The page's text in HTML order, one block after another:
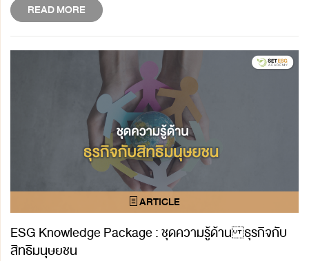
READ MORE
ESG Knowledge Package : ชุดความรู้ด้าน ธุรกิจกับ
สิทธิมนุษยชน